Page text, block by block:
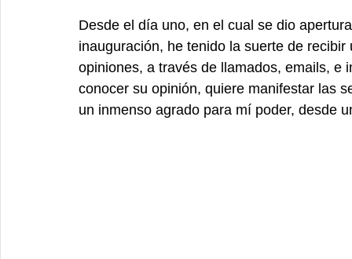
Desde el día uno, en el cual se dio
inauguración, he tenido la suerte de
opiniones, a través de llamados, emails,
conocer su opinión, quiere manifestar las
un inmenso agrado para mí poder, desde